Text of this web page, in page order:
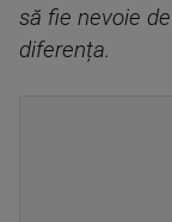
să fie nevoie
diferența.